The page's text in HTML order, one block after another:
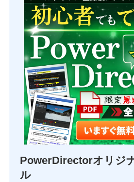
PowerDirectorオリジ
ル